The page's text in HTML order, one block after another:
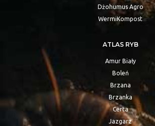
Dżohumus Agro
WermiKompost
ATLAS RYB
Amur Biały
Boleń
Brzana
Brzanka
Certa
Jazgarz